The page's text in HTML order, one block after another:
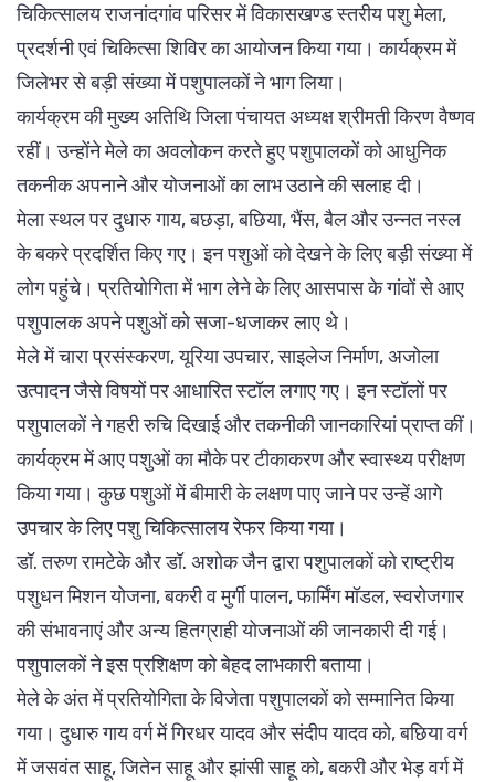
चिकित्सालय राजनांदगांव परिसर में विकासखण्ड स्तरीय पशु मेला,
प्रदर्शनी एवं चिकित्सा शिविर का आयोजन किया गया। कार्यक्रम में
जिलेभर से बड़ी संख्या में पशुपालकों ने भाग लिया।
कार्यक्रम की मुख्य अतिथि जिला पंचायत अध्यक्ष श्रीमती किरण वैष्णव
रहीं। उन्होंने मेले का अवलोकन करते हुए पशुपालकों को आधुनिक
तकनीक अपनाने और योजनाओं का लाभ उठाने की सलाह दी।
मेला स्थल पर दुधारु गाय, बछड़ा, बछिया, भैंस, बैल और उन्नत नस्ल
के बकरे प्रदर्शित किए गए। इन पशुओं को देखने के लिए बड़ी संख्या में
लोग पहुंचे। प्रतियोगिता में भाग लेने के लिए आसपास के गांवों से आए
पशुपालक अपने पशुओं को सजा-धजाकर लाए थे।
मेले में चारा प्रसंस्करण, यूरिया उपचार, साइलेज निर्माण, अजोला
उत्पादन जैसे विषयों पर आधारित स्टॉल लगाए गए। इन स्टॉलों पर
पशुपालकों ने गहरी रुचि दिखाई और तकनीकी जानकारियां प्राप्त कीं।
कार्यक्रम में आए पशुओं का मौके पर टीकाकरण और स्वास्थ्य परीक्षण
किया गया। कुछ पशुओं में बीमारी के लक्षण पाए जाने पर उन्हें आगे
उपचार के लिए पशु चिकित्सालय रेफर किया गया।
डॉ. तरुण रामटेके और डॉ. अशोक जैन द्वारा पशुपालकों को राष्ट्रीय
पशुधन मिशन योजना, बकरी व मुर्गी पालन, फार्मिंग मॉडल, स्वरोजगार
की संभावनाएं और अन्य हितग्राही योजनाओं की जानकारी दी गई।
पशुपालकों ने इस प्रशिक्षण को बेहद लाभकारी बताया।
मेले के अंत में प्रतियोगिता के विजेता पशुपालकों को सम्मानित किया
गया। दुधारु गाय वर्ग में गिरधर यादव और संदीप यादव को, बछिया वर्ग
में जसवंत साहू, जितेन साहू और झांसी साहू को, बकरी और भेड़ वर्ग में